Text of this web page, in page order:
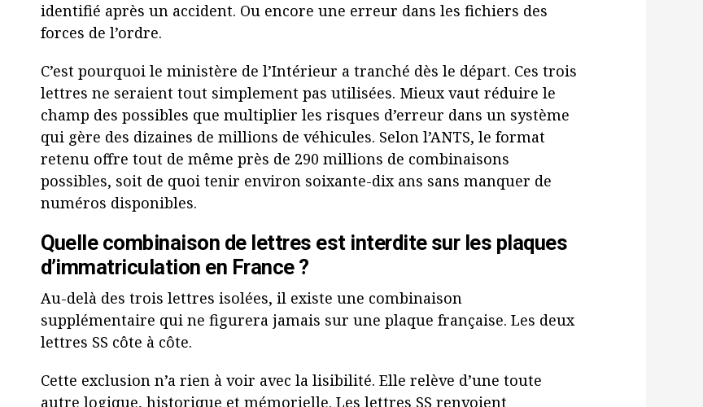
identifié après un accident. Ou encore une erreur dans les fichiers des
forces de l’ordre.
C’est pourquoi le ministère de l’Intérieur a tranché dès le départ. Ces trois
lettres ne seraient tout simplement pas utilisées. Mieux vaut réduire le
champ des possibles que multiplier les risques d’erreur dans un système
qui gère des dizaines de millions de véhicules. Selon l’ANTS, le format
retenu offre tout de même près de 290 millions de combinaisons
possibles, soit de quoi tenir environ soixante-dix ans sans manquer de
numéros disponibles.
Quelle combinaison de lettres est interdite sur les plaques
d’immatriculation en France ?
Au-delà des trois lettres isolées, il existe une combinaison
supplémentaire qui ne figurera jamais sur une plaque française. Les deux
lettres SS côte à côte.
Cette exclusion n’a rien à voir avec la lisibilité. Elle relève d’une toute
autre logique, historique et mémorielle. Les lettres SS renvoient